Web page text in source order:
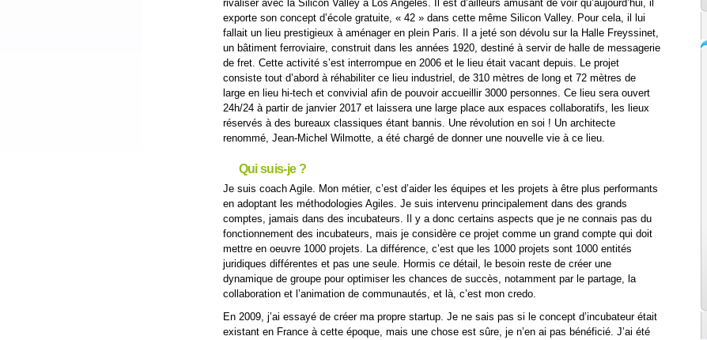
rivaliser avec la Silicon Valley à Los Angeles. Il est d’ailleurs amusant de voir qu’aujourd’hui, il
exporte son concept d’école gratuite, « 42 » dans cette même Silicon Valley. Pour cela, il lui
fallait un lieu prestigieux à aménager en plein Paris. Il a jeté son dévolu sur la Halle Freyssinet,
un bâtiment ferroviaire, construit dans les années 1920, destiné à servir de halle de messagerie
de fret. Cette activité s’est interrompue en 2006 et le lieu était vacant depuis. Le projet
consiste tout d’abord à réhabiliter ce lieu industriel, de 310 mètres de long et 72 mètres de
large en lieu hi-tech et convivial afin de pouvoir accueillir 3000 personnes. Ce lieu sera ouvert
24h/24 à partir de janvier 2017 et laissera une large place aux espaces collaboratifs, les lieux
réservés à des bureaux classiques étant bannis. Une révolution en soi ! Un architecte
renommé, Jean-Michel Wilmotte, a été chargé de donner une nouvelle vie à ce lieu.
Qui suis-je ?
Je suis coach Agile. Mon métier, c’est d’aider les équipes et les projets à être plus performants
en adoptant les méthodologies Agiles. Je suis intervenu principalement dans des grands
comptes, jamais dans des incubateurs. Il y a donc certains aspects que je ne connais pas du
fonctionnement des incubateurs, mais je considère ce projet comme un grand compte qui doit
mettre en oeuvre 1000 projets. La différence, c’est que les 1000 projets sont 1000 entités
juridiques différentes et pas une seule. Hormis ce détail, le besoin reste de créer une
dynamique de groupe pour optimiser les chances de succès, notamment par le partage, la
collaboration et l’animation de communautés, et là, c’est mon credo.
En 2009, j’ai essayé de créer ma propre startup. Je ne sais pas si le concept d’incubateur était
existant en France à cette époque, mais une chose est sûre, je n’en ai pas bénéficié. J’ai été